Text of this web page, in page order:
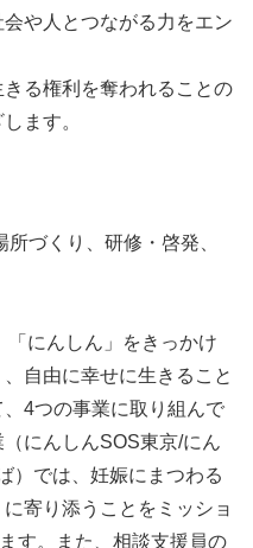
や人とつながる力をエン
る権利を奪われることの
ます。
づくり、研修・啓発、
にんしん」をきっかけ
自由に幸せに生きること
4つの事業に取り組んで
にんしんSOS東京/にん
）では、妊娠にまつわる
寄り添うことをミッショ
す。また、相談支援員の